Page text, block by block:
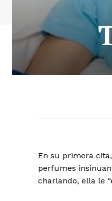
En su primera
perfumes
charlando, ella le